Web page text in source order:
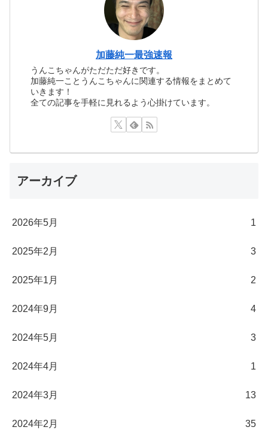
加藤純一最強速報
うんこちゃんがただただ好きです。
加藤純一ことうんこちゃんに関連する情報をまとめて
いきます！
全ての記事を手軽に見れるよう心掛けています。
アーカイブ
2026年5月 1
2025年2月 3
2025年1月 2
2024年9月 4
2024年5月 3
2024年4月 1
2024年3月 13
2024年2月 35